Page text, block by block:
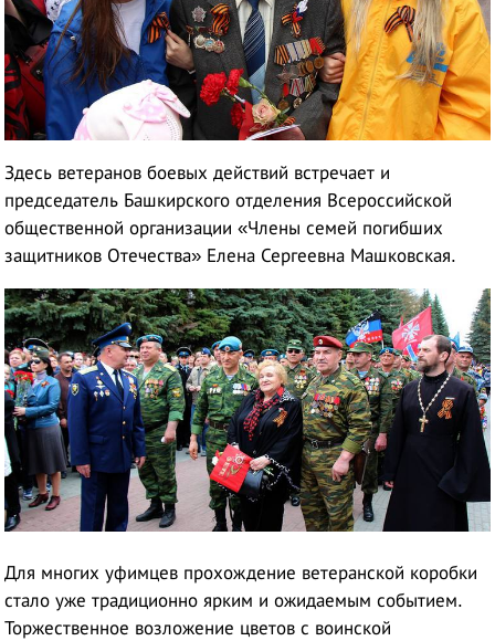
Здесь ветеранов боевых действий встречает и
председатель Башкирского отделения Всероссийской
общественной организации «Члены семей погибших
защитников Отечества» Елена Сергеевна Машковская.
Для многих уфимцев прохождение ветеранской коробки
стало уже традиционно ярким и ожидаемым событием.
Торжественное возложение цветов с воинской